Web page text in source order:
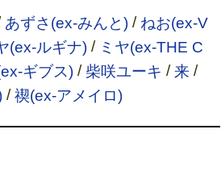
あずさ(ex-みんと)/ ねお(ex-V
(ex-ルギナ)/ ミヤ(ex-THE C
ギブス)/ 柴咲ユーキ /来/
/禊(ex-アメイロ)